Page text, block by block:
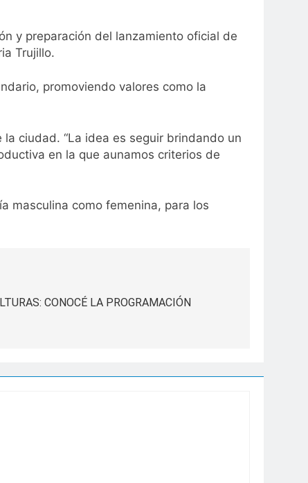
y preparación del lanzamiento oficial de
Trujillo.
promoviendo valores como la
ciudad. “La idea es seguir brindando un
en la que aunamos criterios de
masculina como femenina, para los
CONOCÉ LA PROGRAMACIÓN